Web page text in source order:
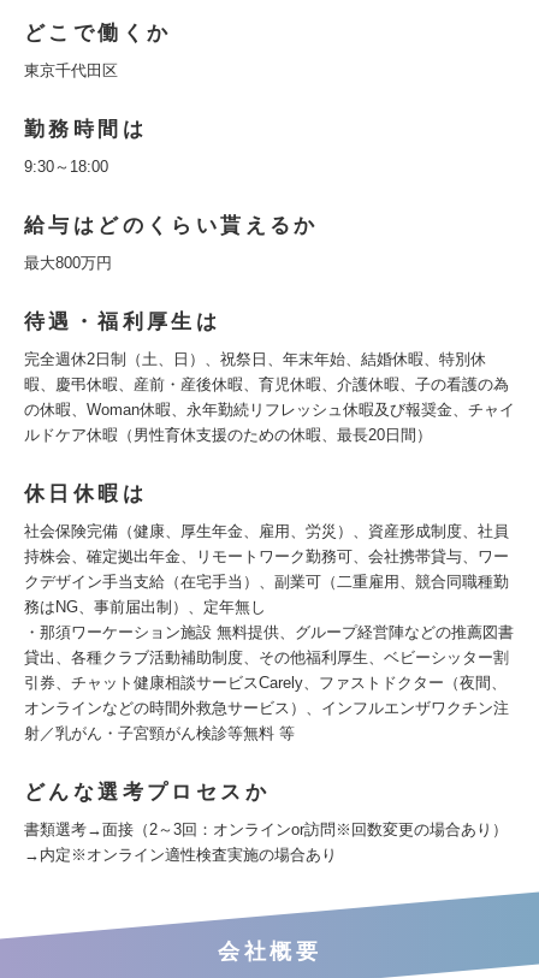
どこで働くか
東京千代田区
勤務時間は
9:30～18:00
給与はどのくらい貰えるか
最大800万円
待遇・福利厚生は
完全週休2日制（土、日）、祝祭日、年末年始、結婚休暇、特別休
暇、慶弔休暇、産前・産後休暇、育児休暇、介護休暇、子の看護の為
の休暇、Woman休暇、永年勤続リフレッシュ休暇及び報奨金、チャイ
ルドケア休暇（男性育休支援のための休暇、最長20日間）
休日休暇は
社会保険完備（健康、厚生年金、雇用、労災）、資産形成制度、社員
持株会、確定拠出年金、リモートワーク勤務可、会社携帯貸与、ワー
クデザイン手当支給（在宅手当）、副業可（二重雇用、競合同職種勤
務はNG、事前届出制）、定年無し
・那須ワーケーション施設 無料提供、グループ経営陣などの推薦図書
貸出、各種クラブ活動補助制度、その他福利厚生、ベビーシッター割
引券、チャット健康相談サービスCarely、ファストドクター（夜間、
オンラインなどの時間外救急サービス）、インフルエンザワクチン注
射／乳がん・子宮頸がん検診等無料 等
どんな選考プロセスか
書類選考→面接（2～3回：オンラインor訪問※回数変更の場合あり）
→内定※オンライン適性検査実施の場合あり
会社概要